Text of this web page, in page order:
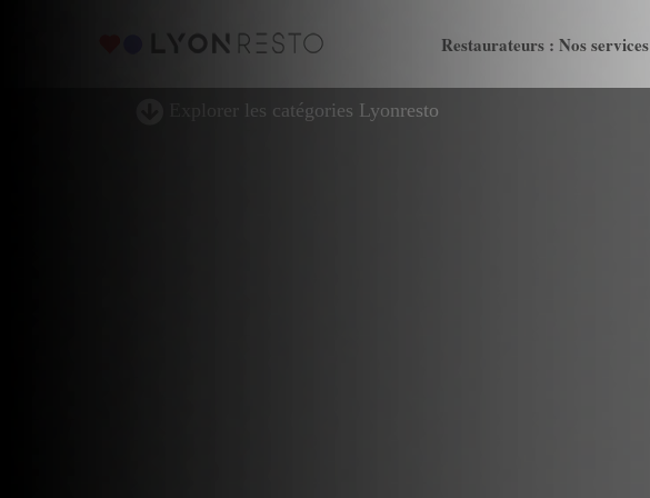
Restaurateurs : Nos services
Explorer les catégories Lyonresto